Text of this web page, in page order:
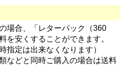
場合、「レターパック（360
を安くすることができます。
指定は出来なくなります）
などと同時ご購入の場合は送料